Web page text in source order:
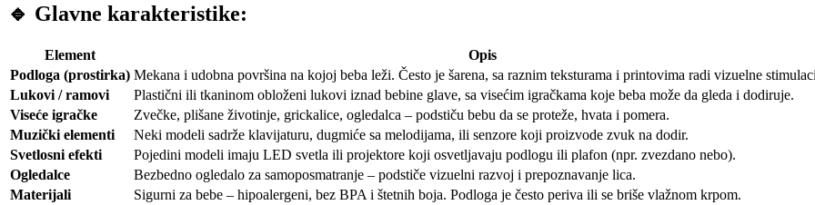
🔹 Glavne karakteristike:
Element
Opis
Podloga (prostirka) Mekana i udobna površina na kojoj beba leži. Često je šarena, sa raznim teksturama i printovima radi vizuelne
Lukovi / ramovi
Plastični ili tkaninom obloženi lukovi iznad bebine glave, sa visećim igračkama koje beba može da gleda i dodiruje.
Viseće igračke
Zvečke, plišane životinje, grickalice, ogledalca – podstiču bebu da se proteže, hvata i pomera.
Muzički elementi
Neki modeli sadrže klavijaturu, dugmiće sa melodijama, ili senzore koji proizvode zvuk na dodir.
Svetlosni efekti
Pojedini modeli imaju LED svetla ili projektore koji osvetljavaju podlogu ili plafon (npr. zvezdano nebo).
Ogledalce
Bezbedno ogledalo za samoposmatranje – podstiče vizuelni razvoj i prepoznavanje lica.
Materijali
Sigurni za bebe – hipoalergeni, bez BPA i štetnih boja. Podloga je često periva ili se briše vlažnom krpom.